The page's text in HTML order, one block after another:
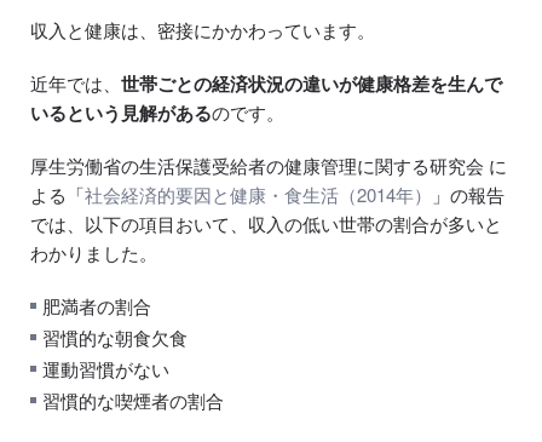
収入と健康は、密接にかかわっています。
近年では、 世帯ごとの経済状況の違いが健康格差を生んで
いるという見解があるのです。
厚生労働省の生活保護受給者の健康管理に関する研究会 に
よる「社会経済的要因と健康・食生活（2014年）
」の報告
では、以下の項目おいて、収入の低い世帯の割合が多いと
わかりました。
肥満者の割合
習慣的な朝食欠食
運動習慣がない
習慣的な喫煙者の割合